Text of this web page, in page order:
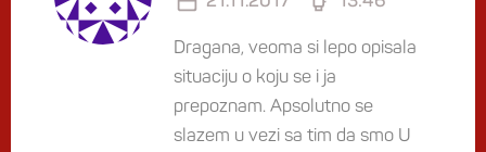
Dragana, veoma si lepo opisala
situaciju o koju se i ja
prepoznam. Apsolutno se
slazem u vezi sa tim da smo U